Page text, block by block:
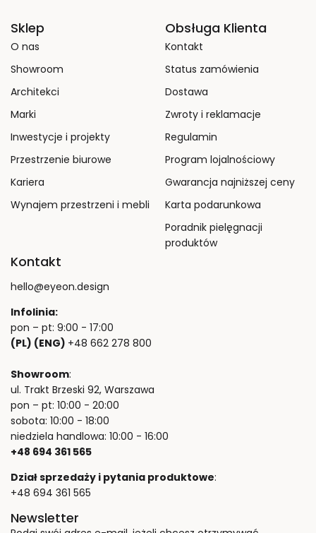
Sklep
O nas
Showroom
Architekci
Marki
Inwestycje i projekty
Przestrzenie biurowe
Kariera
Wynajem przestrzeni i mebli
Obsługa Klienta
Kontakt
Status zamówienia
Dostawa
Zwroty i reklamacje
Regulamin
Program lojalnościowy
Gwarancja najniższej ceny
Karta podarunkowa
Poradnik pielęgnacji
produktów
Kontakt
hello@eyeon.design
Infolinia:
pon – pt: 9:00 - 17:00
(PL) (ENG) +48 662 278 800
Showroom:
ul. Trakt Brzeski 92, Warszawa
pon – pt: 10:00 - 20:00
sobota: 10:00 - 18:00
niedziela handlowa: 10:00 - 16:00
+48 694 361 565
Dział sprzedaży i pytania produktowe:
+48 694 361 565
Newsletter